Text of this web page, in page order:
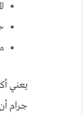
جرام